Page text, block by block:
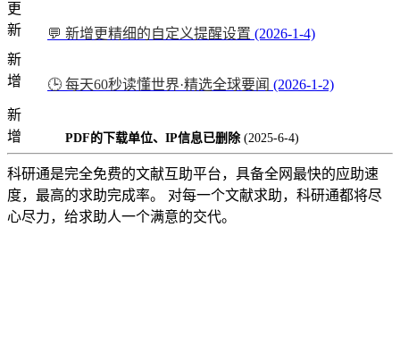
更
新
💬 新增更精细的自定义提醒设置 (2026-1-4)
新
增
🕒 每天60秒读懂世界·精选全球要闻 (2026-1-2)
新
增
PDF的下载单位、IP信息已删除 (2025-6-4)
科研通是完全免费的文献互助平台，具备全网最快的应助速
度，最高的求助完成率。 对每一个文献求助，科研通都将尽
心尽力，给求助人一个满意的交代。